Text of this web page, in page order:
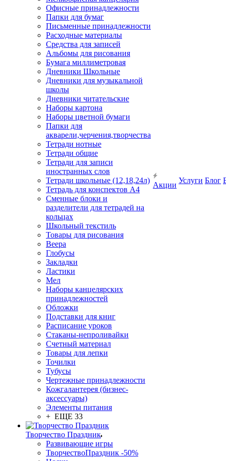
Офисные принадлежности
Папки для бумаг
Письменные принадлежности
Расходные материалы
Средства для записей
Альбомы для рисования
Бумага миллиметровая
Дневники Школьные
Дневники для музыкальной
школы
Дневники читательские
Наборы картона
Наборы цветной бумаги
Папки для
акварели,черчения,творчества
Тетради нотные
Тетради общие
Тетради для записи
иностранных слов
Тетради школьные (12,18,24л)
Тетрадь для конспектов А4
Сменные блоки и
разделители для тетрадей на
кольцах
Школьный текстиль
Товары для рисования
Веера
Глобусы
Закладки
Ластики
Мел
Наборы канцелярских
принадлежностей
Обложки
Подставки для книг
Расписание уроков
Стаканы-непроливайки
Счетный материал
Товары для лепки
Точилки
Тубусы
Чертежные принадлежности
Кожгалантерея (бизнес-
аксессуары)
Элементы питания
+ ЕЩЕ 33
Творчество Праздник
Развивающие игры
ТворчествоПраздник -50%
Акции
Услуги Блог